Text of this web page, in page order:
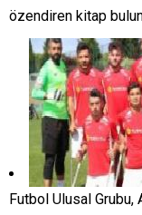
özendiren kitap
Futbol Ulusal Grubu,